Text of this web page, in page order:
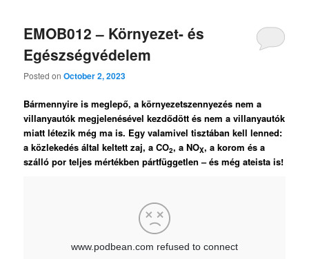
EMOB012 – Környezet- és
Egészségvédelem
Posted onOctober 2, 2023
Bármennyire is meglepő, a környezetszennyezés nem a
villanyautók megjelenésével kezdődött és nem a villanyautók
miatt létezik még ma is. Egy valamivel tisztában kell lenned:
a közlekedés által keltett zaj, a CO2, a NOX, a korom és a
szálló por teljes mértékben pártfüggetlen – és még ateista is!